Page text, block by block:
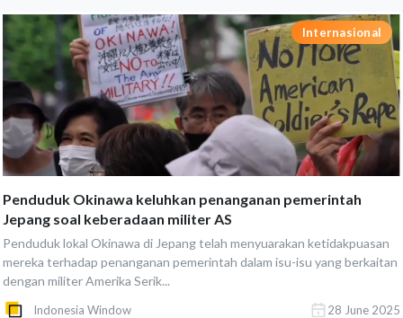
Internasional
Penduduk Okinawa keluhkan penanganan pemerintah
Jepang soal keberadaan militer AS
Penduduk lokal Okinawa di Jepang telah menyuarakan ketidakpuasan
mereka terhadap penanganan pemerintah dalam isu-isu yang berkaitan
dengan militer Amerika Serik...
Indonesia Window 28 June 2025